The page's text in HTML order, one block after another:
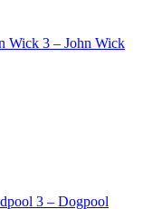
Wick 3 – John Wick
3 – Dogpool